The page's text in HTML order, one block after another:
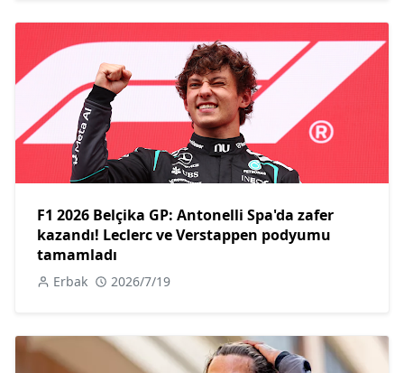
F1 2026 Belçika GP: Antonelli Spa'da zafer
kazandı! Leclerc ve Verstappen podyumu
tamamladı
Erbak 2026/7/19